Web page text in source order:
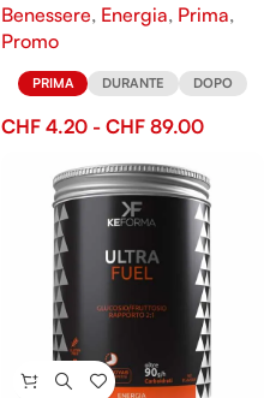
Benessere, Energia, Prima,
Promo
PRIMA DURANTE DOPO
CHF 4.20 - CHF 89.00